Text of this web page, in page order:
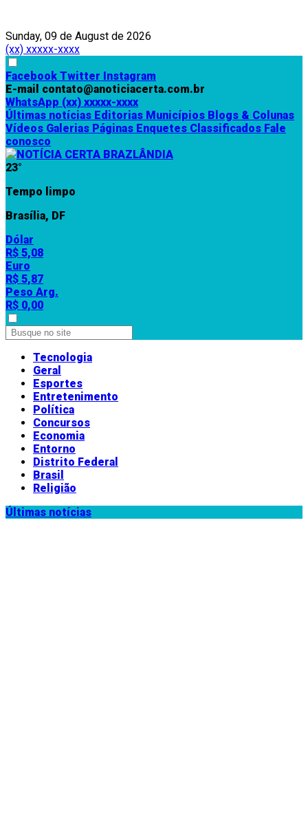
Sunday, 09 de August de 2026
(xx) xxxxx-xxxx
Facebook Twitter Instagram
E-mail contato@anoticiacerta.com.br
WhatsApp (xx) xxxxx-xxxx
Últimas notícias Editorias Municípios Blogs & Colunas
Vídeos Galerias Páginas Enquetes Classificados Fale
conosco
23°
Tempo limpo
Brasília, DF
Dólar
R$ 5,08
Euro
R$ 5,87
Peso Arg.
R$ 0,00
Tecnologia
Geral
Esportes
Entretenimento
Política
Concursos
Economia
Entorno
Distrito Federal
Brasil
Religião
Últimas notícias